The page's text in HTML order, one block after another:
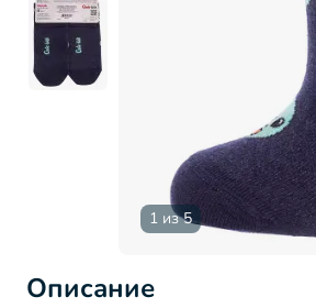
1 из 5
Описание